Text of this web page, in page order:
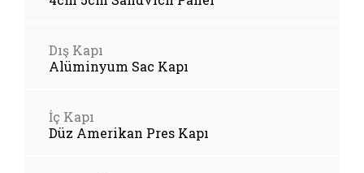
Dış Kapı
Alüminyum Sac Kapı
İç Kapı
Düz Amerikan Pres Kapı